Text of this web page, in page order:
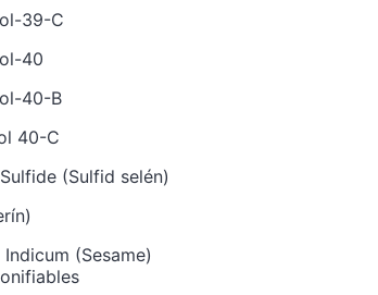
39-C
40
40-B
40-C
(Sulfid selén)
Indicum (Sesame)